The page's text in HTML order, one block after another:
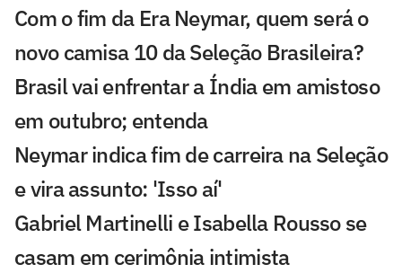
Com o fim da Era Neymar, quem será o
novo camisa 10 da Seleção Brasileira?
Brasil vai enfrentar a Índia em amistoso
em outubro; entenda
Neymar indica fim de carreira na Seleção
e vira assunto: 'Isso aí'
Gabriel Martinelli e Isabella Rousso se
casam em cerimônia intimista